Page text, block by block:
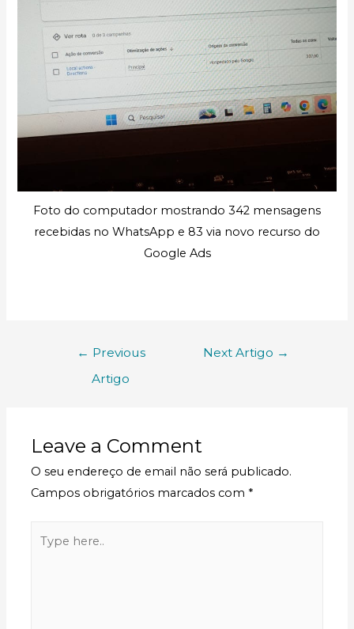
Foto do computador mostrando 342 mensagens
recebidas no WhatsApp e 83 via novo recurso do
Google Ads
← Previous
Artigo
Next Artigo →
Leave a Comment
O seu endereço de email não será publicado.
Campos obrigatórios marcados com *